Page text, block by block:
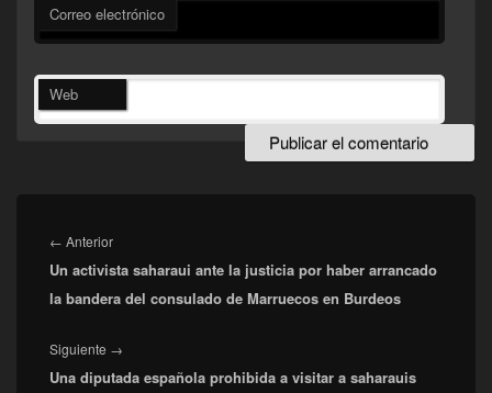
Correo electrónico
Web
de
entradas
← AnteriorEntrada
anterior:
Un activista saharaui ante la justicia por haber arrancado
la bandera del consulado de Marruecos en Burdeos
Siguiente →
siguiente:
Una diputada española prohibida a visitar a saharauis